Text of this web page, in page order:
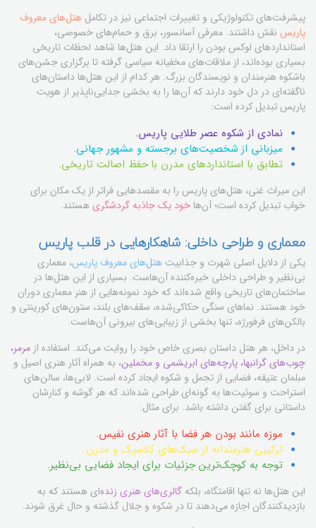
پیشرفت‌های تکنولوژیکی و تغییرات اجتماعی نیز در تکامل هتل‌های معروف
پاریس نقش داشتند. معرفی آسانسور، برق و حمام‌های خصوصی،
استانداردهای لوکس بودن را ارتقا داد. این هتل‌ها شاهد لحظات تاریخی
بسیاری بوده‌اند، از ملاقات‌های مخفیانه سیاسی گرفته تا برگزاری جشن‌های
باشکوه هنرمندان و نویسندگان بزرگ. هر کدام از این هتل‌ها داستان‌های
ناگفته‌ای در دل خود دارند که آن‌ها را به بخشی جدایی‌ناپذیر از هویت
پاریس تبدیل کرده است:
نمادی از شکوه عصر طلایی پاریس.
میزبانی از شخصیت‌های برجسته و مشهور جهانی.
تطابق با استانداردهای مدرن با حفظ اصالت تاریخی.
این میراث غنی، هتل‌های پاریس را به مقصدهایی فراتر از یک مکان برای
خواب تبدیل کرده است؛ آن‌هاخود یک جاذبه گردشگری هستند.
معماری و طراحی داخلی: شاهکارهایی در قلب پاریس
یکی از دلایل اصلی شهرت و جذابیت هتل‌های معروف پاریس، معماری
بی‌نظیر و طراحی داخلی خیره‌کننده آن‌هاست. بسیاری از این هتل‌ها در
ساختمان‌های تاریخی واقع شده‌اند که خود نمونه‌هایی از هنر معماری دوران
خود هستند. نماهای سنگی حکاکی‌شده، سقف‌های بلند، ستون‌های کورینتی و
بالکن‌های فرفورژه، تنها بخشی از زیبایی‌های بیرونی آن‌هاست.
در داخل، هر هتل داستان بصری خاص خود را روایت می‌کند. استفاده از مرمر،
چوب‌های گرانبها، پارچه‌های ابریشمی و مخملین، به همراه آثار هنری اصیل و
مبلمان عتیقه، فضایی از تجمل و شکوه ایجاد کرده است. لابی‌ها، سالن‌های
استراحت و سوئیت‌ها به گونه‌ای طراحی شده‌اند که هر گوشه و کنارشان
داستانی برای گفتن داشته باشد. برای مثال:
موزه مانند بودن هر فضا با آثار هنری نفیس.
ترکیبی هنرمندانه از سبک‌های کلاسیک و مدرن.
توجه به کوچک‌ترین جزئیات برای ایجاد فضایی بی‌نظیر.
این هتل‌ها نه تنها اقامتگاه، بلکه گالری‌های هنری زنده‌ای هستند که به
بازدیدکنندگان اجازه می‌دهند تا در شکوه و جلال گذشته و حال غرق شوند.